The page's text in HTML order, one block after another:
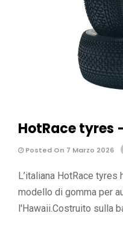
HotRace tyres
Posted On 7 Marzo 2026
L’italiana HotRace tyres
modello di gomma per
l'Hawaii.Costruito sulla